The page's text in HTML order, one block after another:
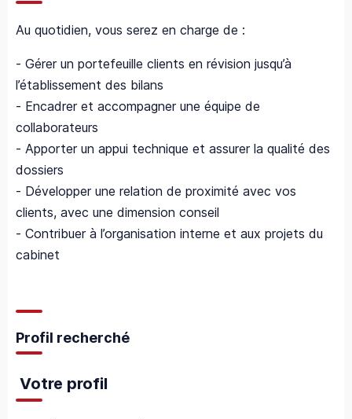
Au quotidien, vous serez en charge de :
- Gérer un portefeuille clients en révision jusqu’à
l’établissement des bilans
- Encadrer et accompagner une équipe de
collaborateurs
- Apporter un appui technique et assurer la qualité des
dossiers
- Développer une relation de proximité avec vos
clients, avec une dimension conseil
- Contribuer à l’organisation interne et aux projets du
cabinet
Profil recherché
Votre profil